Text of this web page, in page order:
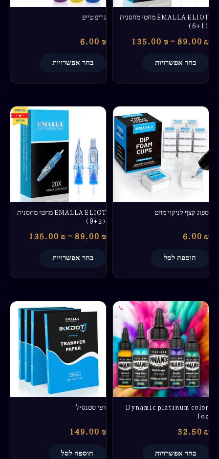
EMALLA ELIOT מחטי מחסנית
(6+1)
89.00 ₪
–
135.00 ₪
בחר אפשרויות
האפשרויות
בעמוד
גריפ טייפ
6.00 ₪
בחר אפשרויות
ספוג קצף לניקוי מחט
6.00 ₪
הוספה לסל
EMALLA ELIOT מחטי מחסנית
(9+2)
89.00 ₪
–
135.00 ₪
טווח
מחירים:
עד
בחר אפשרויות
למוצר
זה
יש
מספר
סוגים.
לבחור
האפשרויות
Dynamic platinum color
1oz
32.50 ₪
בחר אפשרויות
למוצר
זה
יש
מספר
סוגים.
ניתן
לבחור
את
האפשרויות
בעמוד
המוצר
דפי סטנסיל
149.00 ₪
הוספה לסל